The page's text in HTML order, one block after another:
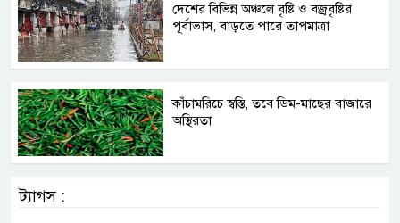
দেশের বিভিন্ন অঞ্চলে বৃষ্টি ও বজ্রবৃষ্টির
পূর্বাভাস, বাড়তে পারে তাপমাত্রা
কাঁচামরিচে স্বস্তি, তবে ডিম-মাছের বাজারে
অস্থিরতা
ট্যাগস :